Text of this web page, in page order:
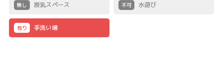
無し 授乳スペース 不可 水遊び
有り 手洗い場